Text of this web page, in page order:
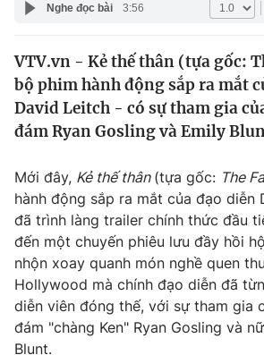
Y tế
Thế giới
Tin tức
Thế giới đó đây
Câu chuyện quốc tế
Kinh tế
Thị trường
Góc doanh nghiệp
Dữ liệu và đời sống
Truyền hình
Phim VTV
Hậu trường
Nhân vật
Giải trí
Điện ảnh
Âm nhạc
Đời sống
Nghe đọc bài 3:56
VTV.vn - Kẻ thế thân (tựa gốc:
bộ phim hành động sắp ra mắt
David Leitch - có sự tham gia
đám Ryan Gosling và Emily
Mới đây, Kẻ thế thân (tựa gốc: The
hành động sắp ra mắt của đạo diễn
đã trình làng trailer chính thức đầu
đến một chuyến phiêu lưu đầy hồi
nhộn xoay quanh món nghề quen
Hollywood mà chính đạo diễn đã
diễn viên đóng thế, với sự tham gia
đám "chàng Ken" Ryan Gosling và
Blunt.